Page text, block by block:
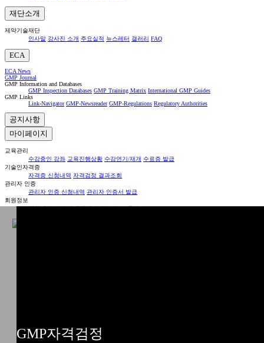
재단소개
제약기술재단
인사말 강사진 소개 주요실적 뉴스레터 갤러리 FAQ
ECA
ECA News
GMP Journal
GMP Information and Databases
GMP Inspection Databases GMP Training Matrix International GMP Guides
GMP Links
Link-Navigator GMP-Newsreader GMP-Regulations Regulatory Authorities
공지사항
마이페이지
교육관리
수강중인 강좌 교육진행상황 수강연기/재개 수료증 발급
기술인자격증
자격증 신청내역 자격검정 결과조회
관리자 인증
관리자 인증 신청내역 관리자 인증서 발급
회원정보
회원정보 수정 결제내역 장바구니 1:1 문의
GMP자격검정